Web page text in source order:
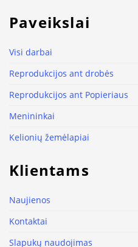
Paveikslai
Visi darbai
Reprodukcijos ant drobės
Reprodukcijos ant Popieriaus
Menininkai
Kelionių žemėlapiai
Klientams
Naujienos
Kontaktai
Slapukų naudojimas